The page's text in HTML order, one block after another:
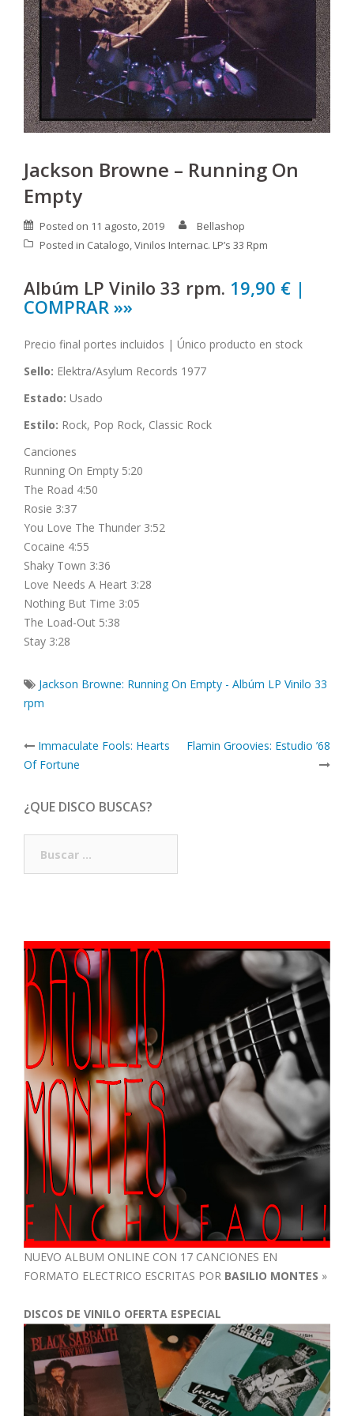
Jackson Browne – Running On
Empty
Posted on 11 agosto, 2019
Bellashop
Posted in Catalogo,Vinilos Internac. LP’s 33 Rpm
Albúm LP Vinilo 33 rpm. 19,90 € |
COMPRAR »»
Precio final portes incluidos | Único producto en stock
Sello: Elektra/Asylum Records 1977
Estado: Usado
Estilo: Rock, Pop Rock, Classic Rock
Canciones
Running On Empty 5:20
The Road 4:50
Rosie 3:37
You Love The Thunder 3:52
Cocaine 4:55
Shaky Town 3:36
Love Needs A Heart 3:28
Nothing But Time 3:05
The Load-Out 5:38
Stay 3:28
Jackson Browne: Running On Empty - Albúm LP Vinilo 33
rpm
Post
navigation
Immaculate Fools: Hearts
Of Fortune
Flamin Groovies: Estudio ’68
¿QUE DISCO BUSCAS?
NUEVO ALBUM ONLINE CON 17 CANCIONES EN
FORMATO ELECTRICO ESCRITAS POR BASILIO MONTES »
DISCOS DE VINILO OFERTA ESPECIAL